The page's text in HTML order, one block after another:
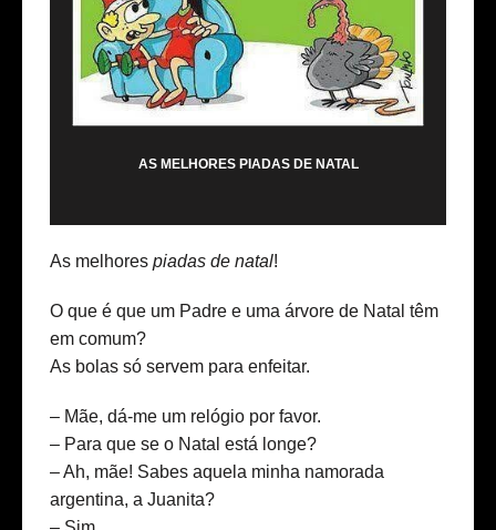
AS MELHORES PIADAS DE NATAL
As melhores piadas de natal!
O que é que um Padre e uma árvore de Natal têm
em comum?
As bolas só servem para enfeitar.
– Mãe, dá-me um relógio por favor.
– Para que se o Natal está longe?
– Ah, mãe! Sabes aquela minha namorada
argentina, a Juanita?